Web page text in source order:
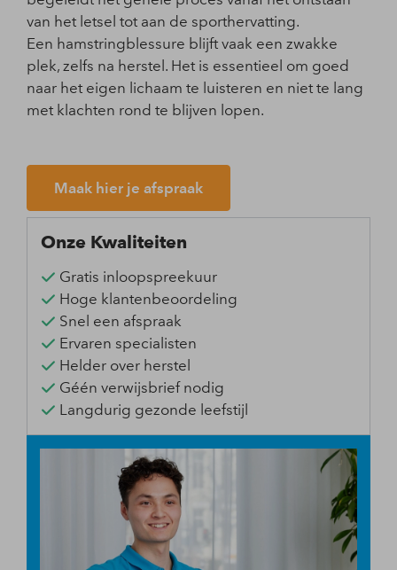
van het letsel tot aan de sporthervatting.
Een hamstringblessure blijft vaak een zwakke
plek, zelfs na herstel. Het is essentieel om goed
naar het eigen lichaam te luisteren en niet te lang
met klachten rond te blijven lopen.
Maak hier je afspraak
Onze Kwaliteiten
Gratis inloopspreekuur
Hoge klantenbeoordeling
Snel een afspraak
Ervaren specialisten
Helder over herstel
Géén verwijsbrief nodig
Langdurig gezonde leefstijl